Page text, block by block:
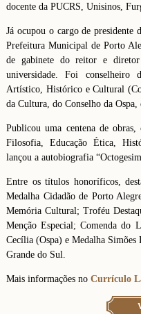
docente da PUCRS, Unisinos,
Já ocupou o cargo de
Prefeitura Municipal de Porto
de gabinete do reitor e
universidade. Foi conselheiro
Artístico, Histórico e Cultural
da Cultura, do Conselho da
Publicou uma centena de
Filosofia, Educação Ética,
lançou a autobiografia
Entre os títulos honoríficos,
Medalha Cidadão de Porto
Memória Cultural; Troféu
Menção Especial; Comenda do
Cecília (Ospa) e Medalha
Grande do Sul.
Mais informações no Currículo